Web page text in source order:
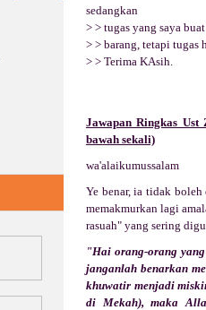
sedangkan
> > tugas yang saya
> > barang, tetapi tugas
> > Terima KAsih.
JawapanRingkas Ust
bawah sekali)
wa'alaikumussalam
Ye benar, ia tidak
memakmurkan lagi
rasuah" yang sering
"Hai orang-orang
janganlah benarkan
khuwatir menjadi
di Mekah), maka